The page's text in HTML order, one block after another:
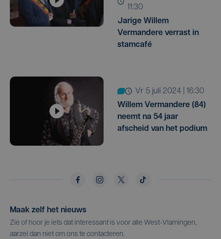
11:30
Jarige Willem
Vermandere verrast in
stamcafé
vr 5 juli 2024 | 16:30
Willem Vermandere (84)
neemt na 54 jaar
afscheid van het podium
Maak zelf het nieuws
Zie of hoor je iets dat interessant is voor alle West-Vlamingen,
aarzel dan niet om ons te contacteren.